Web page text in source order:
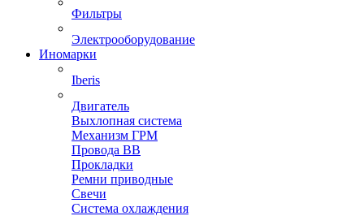
Фильтры
Электрооборудование
Иномарки
Iberis
Двигатель
Выхлопная система
Механизм ГРМ
Провода ВВ
Прокладки
Ремни приводные
Свечи
Система охлаждения